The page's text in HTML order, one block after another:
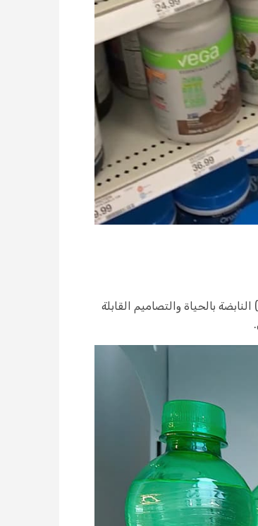
تعرف على علامات الرفوف الإلكترونية لشركة داتالن — أنيقة، صامتة، ومصممة لزيادة مبيعاتك. مع شاشات الوحيد الإلكتروني (E-Ink) النابضة بالحياة والتصاميم القابلة